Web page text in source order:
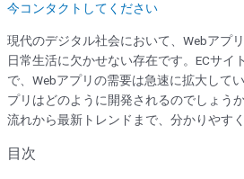
今コンタクトしてください
現代のデジタル社会において、Webアプ
日常生活に欠かせない存在です。ECサイ
で、Webアプリの需要は急速に拡大して
プリはどのように開発されるのでしょう
流れから最新トレンドまで、分かりやす
目次